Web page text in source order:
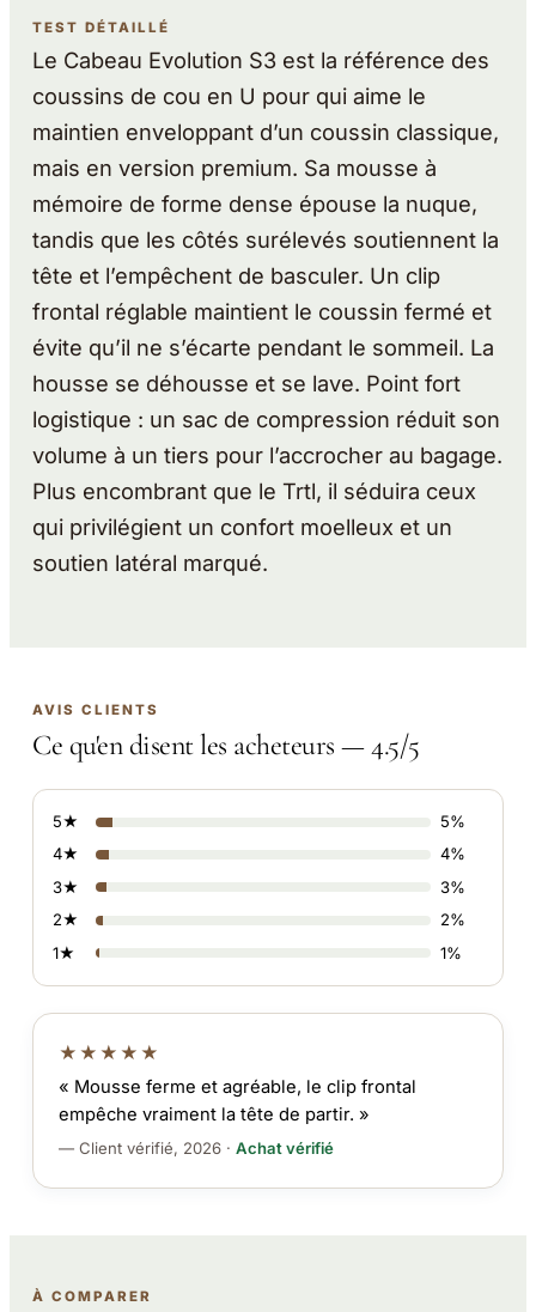
TEST DÉTAILLÉ
Le Cabeau Evolution S3 est la référence des
coussins de cou en U pour qui aime le
maintien enveloppant d’un coussin classique,
mais en version premium. Sa mousse à
mémoire de forme dense épouse la nuque,
tandis que les côtés surélevés soutiennent la
tête et l’empêchent de basculer. Un clip
frontal réglable maintient le coussin fermé et
évite qu’il ne s’écarte pendant le sommeil. La
housse se déhousse et se lave. Point fort
logistique : un sac de compression réduit son
volume à un tiers pour l’accrocher au bagage.
Plus encombrant que le Trtl, il séduira ceux
qui privilégient un confort moelleux et un
soutien latéral marqué.
AVIS CLIENTS
Ce qu'en disent les acheteurs — 4.5/5
5★
5%
4★
4%
3★
3%
2★
2%
1★
1%
★★★★★
« Mousse ferme et agréable, le clip frontal
empêche vraiment la tête de partir. »
— Client vérifié, 2026 · Achat vérifié
À COMPARER